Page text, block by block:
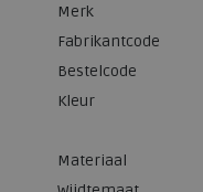
Merk
Fabrikantcode
Bestelcode
Kleur
Materiaal